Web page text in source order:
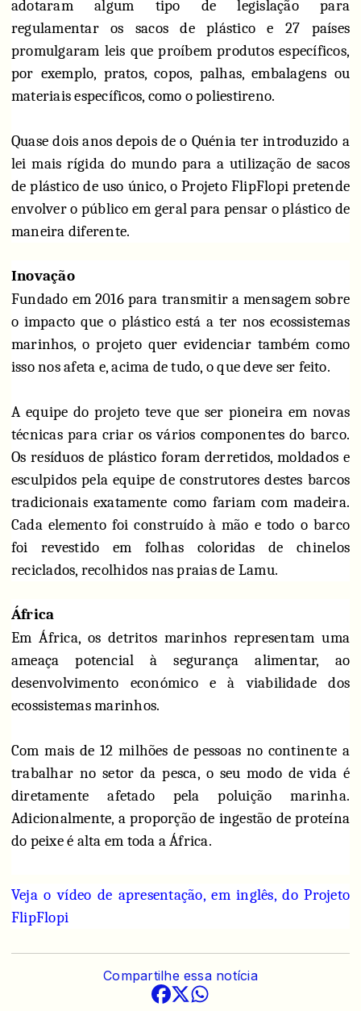
adotaram algum tipo de legislação para
regulamentar os sacos de plástico e 27 países
promulgaram leis que proíbem produtos específicos,
por exemplo, pratos, copos, palhas, embalagens ou
materiais específicos, como o poliestireno.
Quase dois anos depois de o Quénia ter introduzido a
lei mais rígida do mundo para a utilização de sacos
de plástico de uso único, o Projeto FlipFlopi pretende
envolver o público em geral para pensar o plástico de
maneira diferente.
Inovação
Fundado em 2016 para transmitir a mensagem sobre
o impacto que o plástico está a ter nos ecossistemas
marinhos, o projeto quer evidenciar também como
isso nos afeta e, acima de tudo, o que deve ser feito.
A equipe do projeto teve que ser pioneira em novas
técnicas para criar os vários componentes do barco.
Os resíduos de plástico foram derretidos, moldados e
esculpidos pela equipe de construtores destes barcos
tradicionais exatamente como fariam com madeira.
Cada elemento foi construído à mão e todo o barco
foi revestido em folhas coloridas de chinelos
reciclados, recolhidos nas praias de Lamu.
África
Em África, os detritos marinhos representam uma
ameaça potencial à segurança alimentar, ao
desenvolvimento económico e à viabilidade dos
ecossistemas marinhos.
Com mais de 12 milhões de pessoas no continente a
trabalhar no setor da pesca, o seu modo de vida é
diretamente afetado pela poluição marinha.
Adicionalmente, a proporção de ingestão de proteína
do peixe é alta em toda a África.
Veja o vídeo de apresentação, em inglês, do Projeto
FlipFlopi
Compartilhe essa notícia